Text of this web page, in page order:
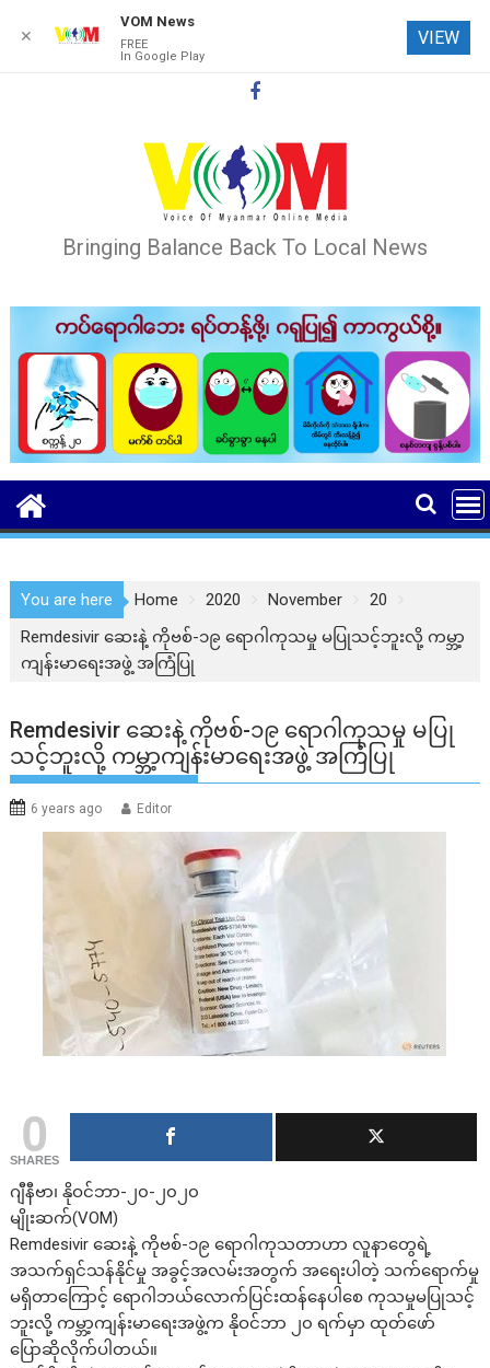
Bringing Balance Back To Local News
You are here Home 2020 November
20
Remdesivir ဆေးနဲ့ ကိုဗစ်-၁၉ ရောဂါကုသမှု မပြုသင့်ဘူးလို့ ကမ္ဘာ့
ကျန်းမာရေးအဖွဲ့ အကြံပြု
Remdesivir ဆေးနဲ့ ကိုဗစ်-၁၉ ရောဂါကုသမှု မပြု
သင့်ဘူးလို့ ကမ္ဘာ့ကျန်းမာရေးအဖွဲ့ အကြံပြု
6 years ago Editor
0
SHARES
ဂျီနီဗာ၊ နိုဝင်ဘာ-၂၀-၂၀၂၀
မျိုးဆက်(VOM)
Remdesivir ဆေးနဲ့ ကိုဗစ်-၁၉ ရောဂါကုသတာဟာ လူနာတွေရဲ့
အသက်ရှင်သန်နိုင်မှု အခွင့်အလမ်းအတွက် အရေးပါတဲ့ သက်ရောက်မှု
မရှိတာကြောင့် ရောဂါဘယ်လောက်ပြင်းထန်နေပါစေ ကုသမှုမပြုသင့်
ဘူးလို့ ကမ္ဘာ့ကျန်းမာရေးအဖွဲ့က နိုဝင်ဘာ ၂၀ ရက်မှာ ထုတ်ဖော်
ပြောဆိုလိုက်ပါတယ်။
✕
VOM News
FREE
In Google Play
VIEW